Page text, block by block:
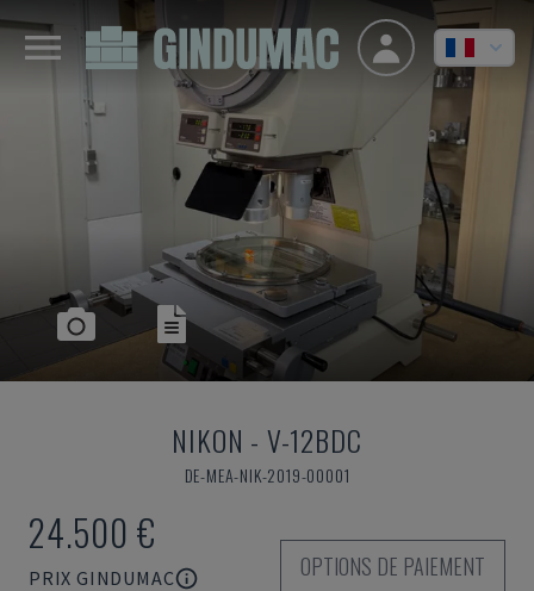
NIKON - V-12BDC
DE-MEA-NIK-2019-00001
24.500 €
PRIX GINDUMAC
OPTIONS DE PAIEMENT